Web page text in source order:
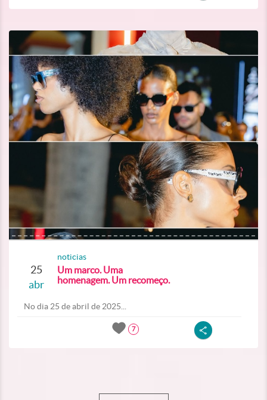
25
abr
noticias
Um marco. Uma
homenagem. Um recomeço.
No dia 25 de abril de 2025...
7